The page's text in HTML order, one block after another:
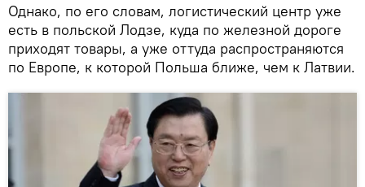
Однако, по его словам, логистический центр уже
есть в польской Лодзе, куда по железной дороге
приходят товары, а уже оттуда распространяются
по Европе, к которой Польша ближе, чем к Латвии.